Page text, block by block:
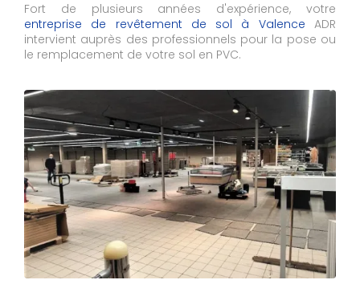
Fort de plusieurs années d'expérience, votre
entreprise de revêtement de sol à Valence ADR
intervient auprès des professionnels pour la pose ou
le remplacement de votre sol en PVC.